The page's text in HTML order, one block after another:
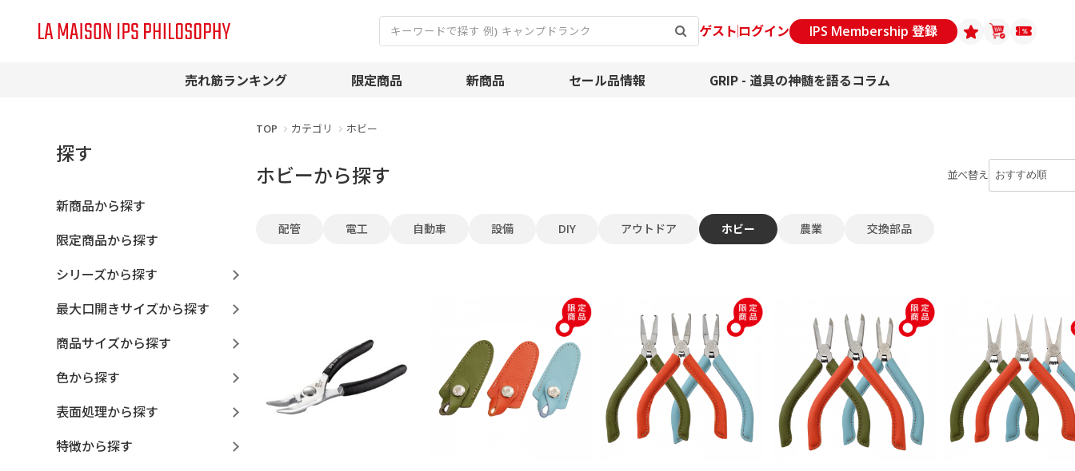
ゲスト ログイン IPS Membership 登録
売れ筋ランキング 限定商品 新商品 セール品情報 GRIP - 道具の神髄を語るコラム
探す
新商品から探す
限定商品から探す
シリーズから探す
最大口開きサイズから探す
商品サイズから探す
色から探す
表面処理から探す
特徴から探す
TOP カテゴリ ホビー
ホビーから探す 並べ替え
配管 電工 自動車 設備 DIY アウトドア ホビー 農業 交換部品